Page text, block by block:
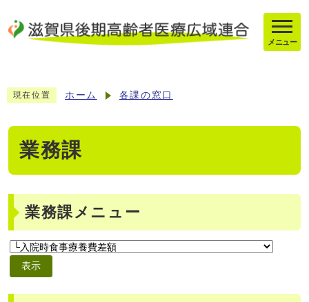
メニュー
現在位置 ホーム 各課の窓口
業務課
業務課メニュー
表示